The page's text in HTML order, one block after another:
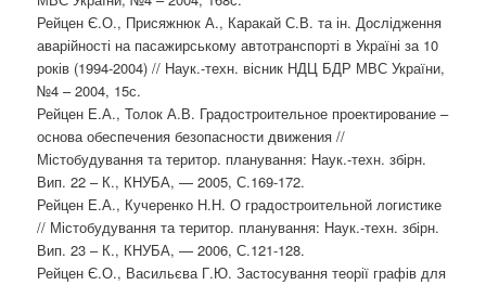
Рейцен Є.О., Присяжнюк А., Каракай С.В. та ін. Дослідження
аварійності на пасажирському автотранспорті в Україні за 10
років (1994-2004) // Наук.-техн. вісник НДЦ БДР МВС України,
№4 – 2004, 15с.
Рейцен Е.А., Толок А.В. Градостроительное проектирование –
основа обеспечения безопасности движения //
Містобудування та територ. планування: Наук.-техн. збірн.
Вип. 22 – К., КНУБА, — 2005, С.169-172.
Рейцен Е.А., Кучеренко Н.Н. О градостроительной логистике
// Містобудування та територ. планування: Наук.-техн. збірн.
Вип. 23 – К., КНУБА, — 2006, С.121-128.
Рейцен Є.О., Васильєва Г.Ю. Застосування теорії графів для